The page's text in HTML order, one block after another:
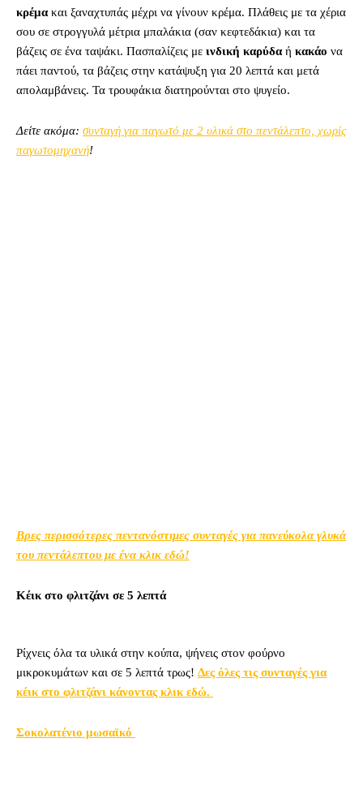
κρέμακαι ξαναχτυπάς μέχρι να γίνουν κρέμα. Πλάθεις με τα χέρια
σου σε στρογγυλά μέτρια μπαλάκια (σαν κεφτεδάκια) και τα
βάζεις σε ένα ταψάκι. Πασπαλίζεις με ινδική καρύδαή κακάο να
πάει παντού, τα βάζεις στην κατάψυξη για 20 λεπτά και μετά
απολαμβάνεις. Τα τρουφάκια διατηρούνται στο ψυγείο.
Δείτε ακόμα: συνταγή για παγωτό με 2 υλικά στο πεντάλεπτο, χωρίς
παγωτομηχανή!
Βρες περισσότερες πεντανόστιμες συνταγές για πανεύκολα γλυκά
του πεντάλεπτου με ένα κλικ εδώ!
Κέικ στο φλιτζάνι σε 5 λεπτά
Ρίχνεις όλα τα υλικά στην κούπα, ψήνεις στον φούρνο
μικροκυμάτων και σε 5 λεπτά τρως! Δες όλες τις συνταγές για
κέικ στο φλιτζάνι κάνοντας κλικ εδώ.
Σοκολατένιο μωσαϊκό